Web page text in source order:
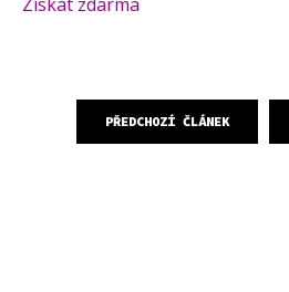
PŘEDCHOZÍ ČLÁNEK